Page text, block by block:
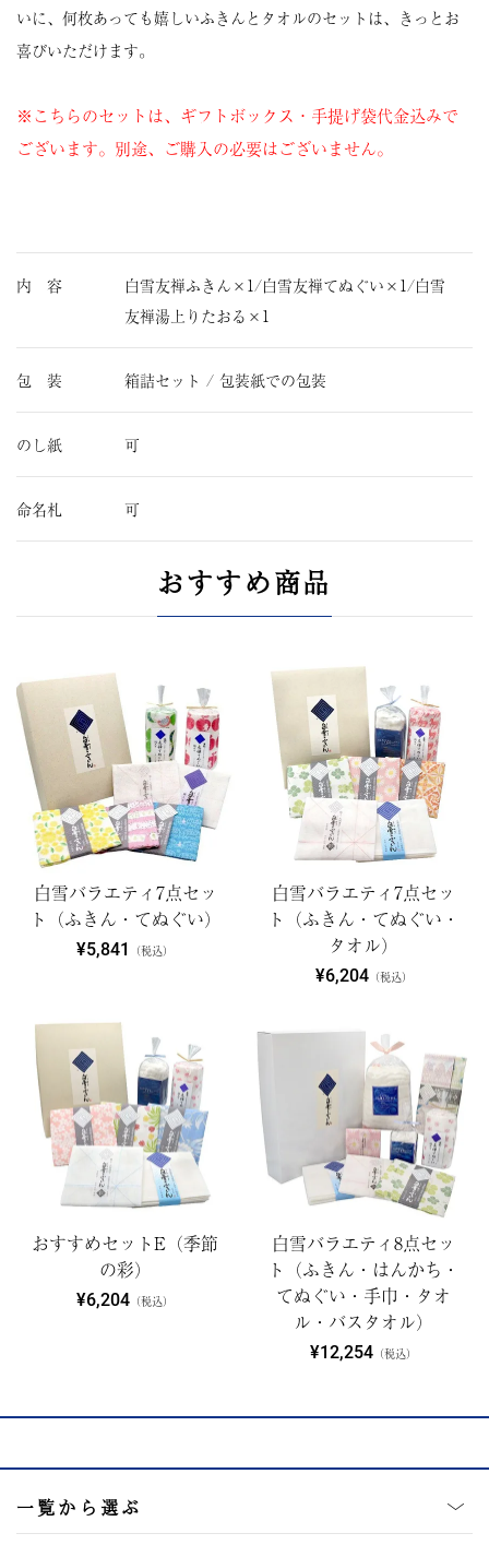
いに、何枚あっても嬉しいふきんとタオルのセットは、きっとお
喜びいただけます。
※こちらのセットは、ギフトボックス・手提げ袋代金込みで
ございます。別途、ご購入の必要はございません。
内 容
白雪友禅ふきん×1/白雪友禅てぬぐい×1/白雪
友禅湯上りたおる×1
包 装 箱詰セット / 包装紙での包装
のし紙 可
命名札 可
おすすめ商品
白雪バラエティ7点セッ
ト（ふきん・てぬぐい）
¥5,841 （税込）
白雪バラエティ7点セッ
ト（ふきん・てぬぐい・
タオル）
¥6,204（税込）
おすすめセットE（季節
の彩）
¥6,204 （税込）
白雪バラエティ8点セッ
ト（ふきん・はんかち・
てぬぐい・手巾・タオ
ル・バスタオル）
¥12,254 （税込）
一覧から選ぶ